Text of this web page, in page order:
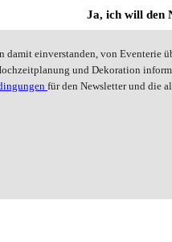
damit einverstanden, von Eventerie
und Dekoration
für den Newsletter und die